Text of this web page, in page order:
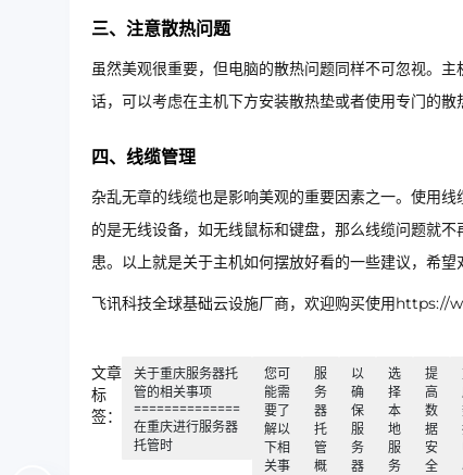
三、注意散热问题
虽然美观很重要，但电脑的散热问题同样不可忽视。
话，可以考虑在主机下方安装散热垫或者使用专门的
四、线缆管理
杂乱无章的线缆也是影响美观的重要因素之一。使用
的是无线设备，如无线鼠标和键盘，那么线缆问题就
患。以上就是关于主机如何摆放好看的一些建议，希
飞讯科技全球基础云设施厂商，欢迎购买使用
文章
标
签：
关于重庆服务器托
管的相关事项
==============
在重庆进行服务器
托管时
您可
能需
要了
解以
下相
关事
服
务
器
托
管
概
以
确
保
服
务
器
选
择
本
地
服
务
提
高
数
据
安
全